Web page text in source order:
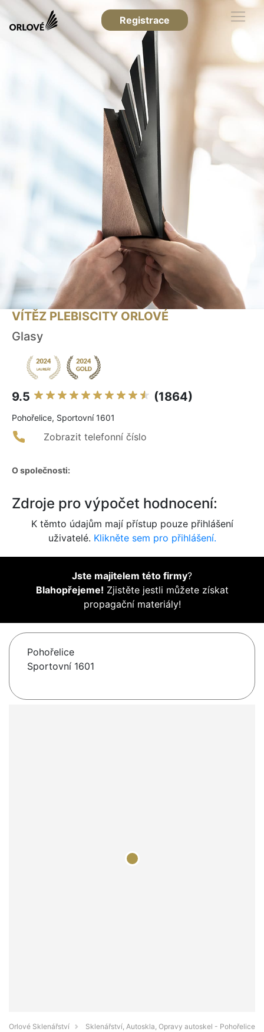
Registrace
VÍTĚZ PLEBISCITY ORLOVÉ
Glasy
9.5 (1864)
Pohořelice, Sportovní 1601
Zobrazit telefonní číslo
O společnosti:
Zdroje pro výpočet hodnocení:
K těmto údajům mají přístup pouze přihlášení
uživatelé. Klikněte sem pro přihlášení.
Jste majitelem této firmy?
Blahopřejeme! Zjistěte jestli můžete získat
propagační materiály!
Pohořelice
Sportovní 1601
Orlové Sklenářství
Sklenářství, Autoskla, Opravy autoskel - Pohořelice